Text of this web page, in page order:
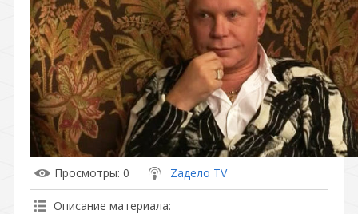
Просмотры: 0 Zадело TV
Описание материала: